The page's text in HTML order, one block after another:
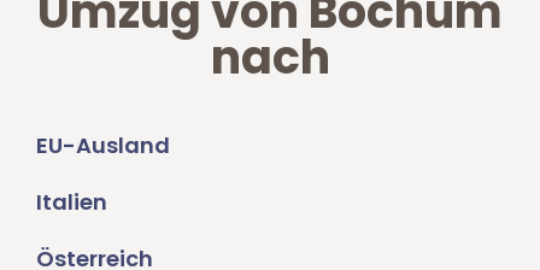
nach
EU-Ausland
Italien
Österreich